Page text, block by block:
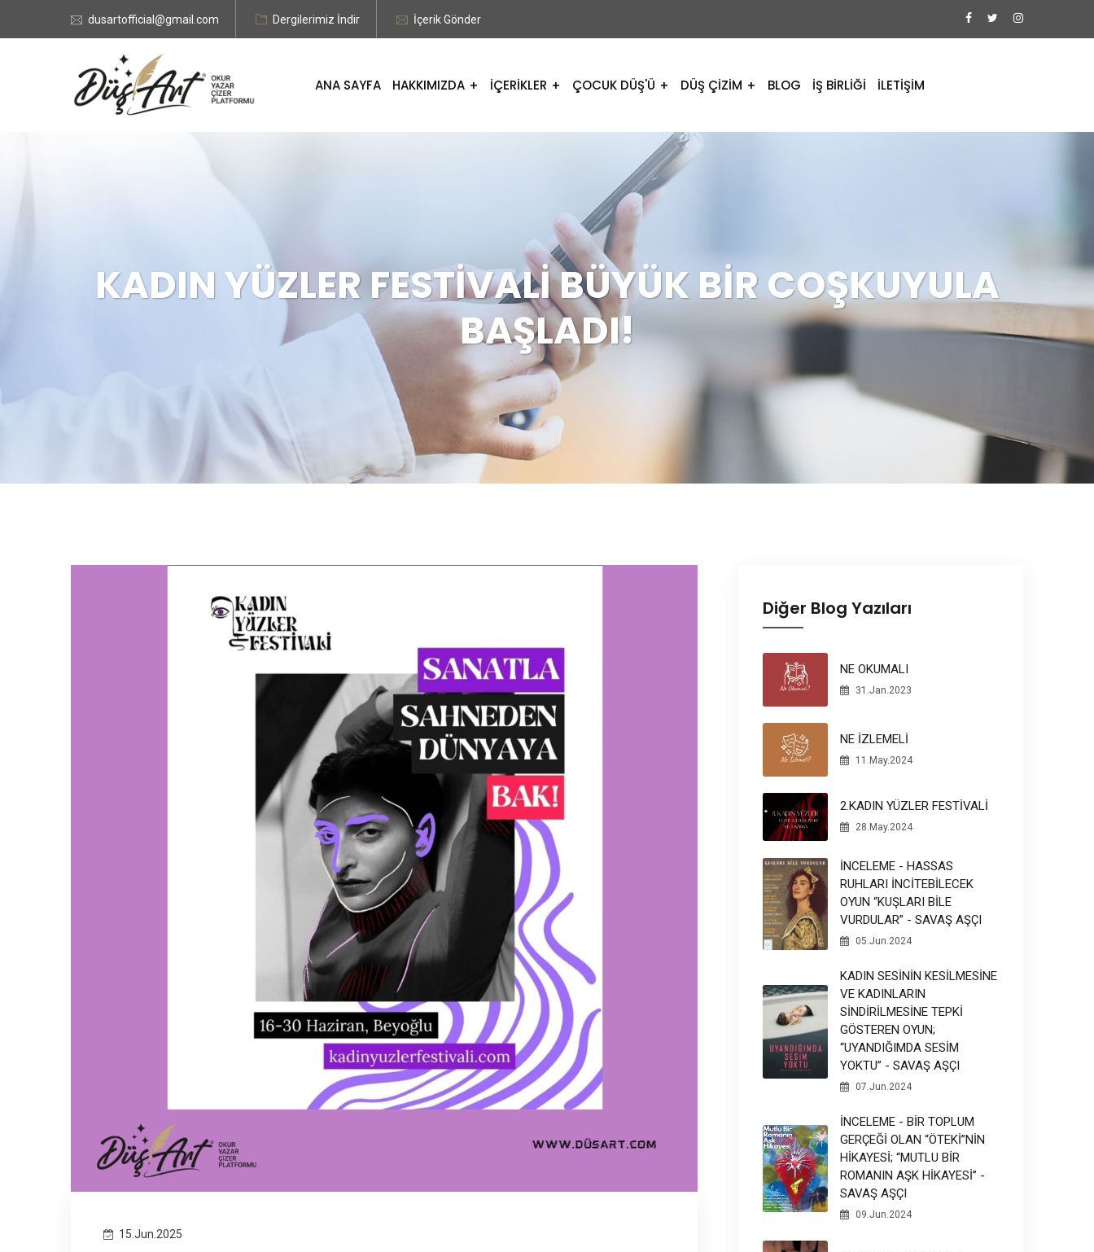
dusartofficial@gmail.com Dergilerimiz İndir İçerik Gönder
ANA SAYFA HAKKIMIZDA İÇERİKLER ÇOCUK DÜŞ'Ü DÜŞ ÇİZİM BLOG İŞ BİRLİĞİ İLETİŞİM
KADIN YÜZLER FESTİVALİ BÜYÜK BİR COŞKUYULA
BAŞLADI!
15.Jun.2025
Diğer Blog Yazıları
NE OKUMALI
31.Jan.2023
NE İZLEMELİ
11.May.2024
2.KADIN YÜZLER FESTİVALİ
28.May.2024
İNCELEME - HASSAS
RUHLARI İNCİTEBİLECEK
OYUN “KUŞLARI BİLE
VURDULAR” - SAVAŞ AŞÇI
05.Jun.2024
KADIN SESİNİN KESİLMESİNE
VE KADINLARIN
SİNDİRİLMESİNE TEPKİ
GÖSTEREN OYUN;
“UYANDIĞIMDA SESİM
YOKTU” - SAVAŞ AŞÇI
07.Jun.2024
İNCELEME - BİR TOPLUM
GERÇEĞİ OLAN “ÖTEKİ”NİN
HİKAYESİ; “MUTLU BİR
ROMANIN AŞK HİKAYESİ” -
SAVAŞ AŞÇI
09.Jun.2024